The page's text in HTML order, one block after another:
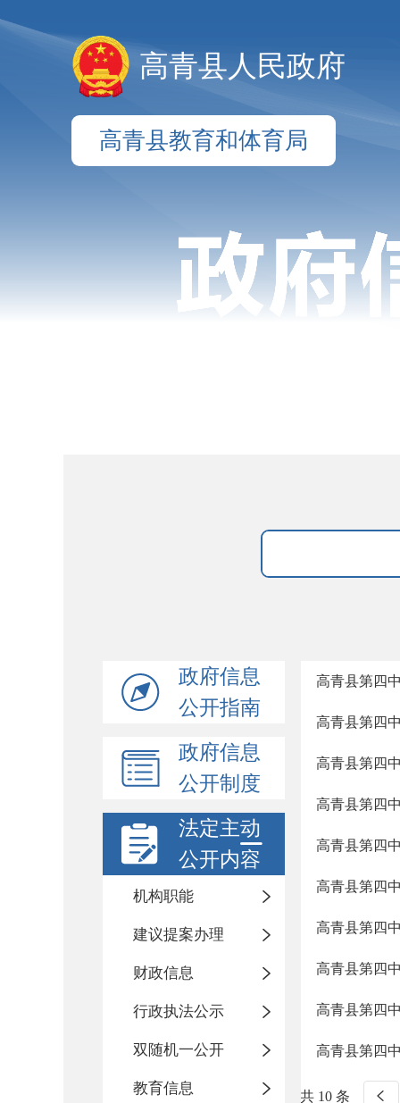
高青县人民政府
高青县教育和体育局
政府信息
公开指南
政府信息
公开制度
法定主动
公开内容
机构职能
建议提案办理
财政信息
行政执法公示
双随机一公开
教育信息
高青县第四
高青县第四
高青县第四
高青县第四
高青县第四
高青县第四
高青县第四
高青县第四
高青县第四
高青县第四
共 10 条